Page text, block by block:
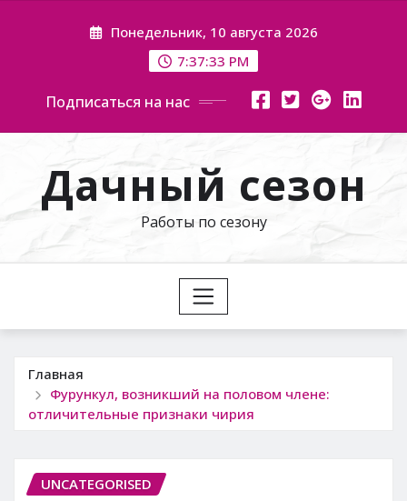
Понедельник, 10 августа 2026
7:37:34 PM
Подписаться на нас
Дачный сезон
Работы по сезону
Главная
Фурункул, возникший на половом члене:
отличительные признаки чирия
UNCATEGORISED